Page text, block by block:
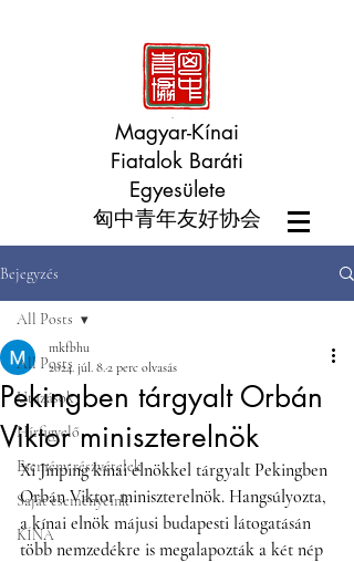
Magyar-Kínai
Fiatalok Baráti
Egyesülete
匈中青年友好协会
Bejegyzés
All Posts
Utazások
Hírfigyelő
Esemény részvételek
Saját eseményeink
KÍNA
All Posts
Pekingben tárgyalt Orbán
Viktor miniszterelnök
mkfbhu
2024. júl. 8.2 perc olvasás
Xi Jinping kínai elnökkel tárgyalt Pekingben
Orbán Viktor miniszterelnök. Hangsúlyozta,
a kínai elnök májusi budapesti látogatásán
több nemzedékre is megalapozták a két nép